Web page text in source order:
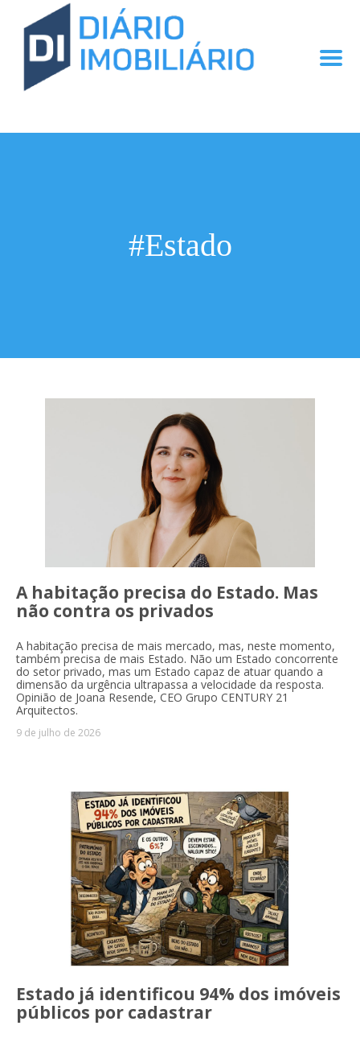
#Estado
A habitação precisa do Estado. Mas
não contra os privados
A habitação precisa de mais mercado, mas, neste momento,
também precisa de mais Estado. Não um Estado concorrente
do setor privado, mas um Estado capaz de atuar quando a
dimensão da urgência ultrapassa a velocidade da resposta.
Opinião de Joana Resende, CEO Grupo CENTURY 21
Arquitectos.
9 de julho de 2026
Estado já identificou 94% dos imóveis
públicos por cadastrar